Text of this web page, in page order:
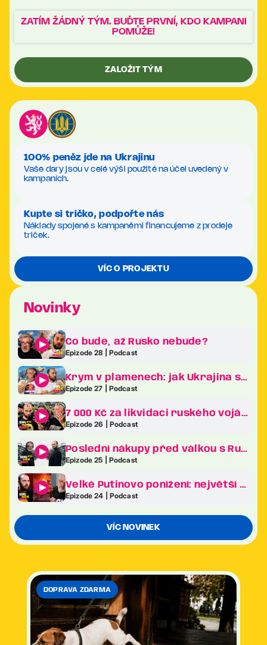
ZATÍM ŽÁDNÝ TÝM. BUĎTE PRVNÍ, KDO KAMPANI
POMŮŽE!
ZALOŽIT TÝM
100% peněz jde na Ukrajinu
Vaše dary jsou v celé výši použité na účel uvedený v
kampaních.
Kupte si tričko, podpořte nás
Náklady spojené s kampaněmi financujeme z prodeje
triček.
VÍC O PROJEKTU
Novinky
Co bude, až Rusko nebude?
Epizode 28 | Podcast
Krym v plamenech: jak Ukrajina sráží Putinův klenot na kolena
Epizode 27 | Podcast
7 000 Kč za likvidaci ruského vojáka. Revoluce v ukrajinské armádě je tady!
Epizode 26 | Podcast
Poslední nákupy před válkou s Ruskem. Co frčelo nejvíc na největším veletrhu zbraní v Evropě?
Epizode 25 | Podcast
Velké Putinovo ponížení: největší bizarnosti ekonomického fóra v Petrohradě
Epizode 24 | Podcast
VÍC NOVINEK
DOPRAVA ZDARMA